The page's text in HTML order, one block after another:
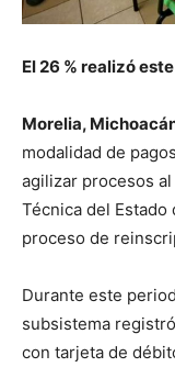
El 26 % realizó
Morelia,
modalidad de
agilizar procesos
Técnica del Estado
proceso de
Durante este
subsistema
con tarjeta de